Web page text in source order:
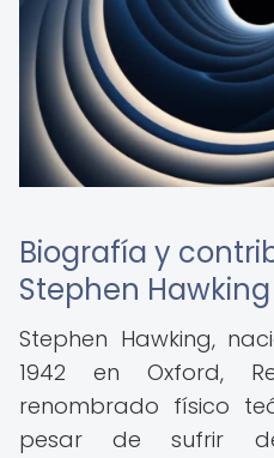
Biografía y
Stephen Hawking
Stephen Hawking,
1942 en Oxford,
renombrado físico
pesar de sufrir